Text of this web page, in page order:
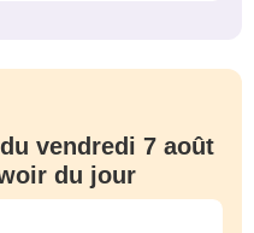
vendredi 7 août
du jour